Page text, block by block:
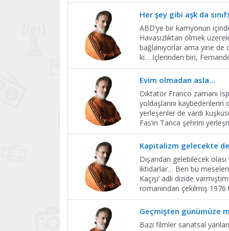
Her şey gibi aşk da
ABD’ye bir kamyonun
Havasızlıktan ölmek
bağlanıyorlar ama yine de
ki… İçlerinden biri,
Evim olmadan asla…
Diktatör Franco zamanı
yoldaşlarını
yerleşenler de vardı
Fas’ın Tanca şehrini
Kapitalizm gelecekte
Dışarıdan gelebilecek
iktidarlar… Ben bu
Kaçışı’ adlı dizide
romanından çekilmiş
Geçmişten günümüze
Bazı filmler sanatsal